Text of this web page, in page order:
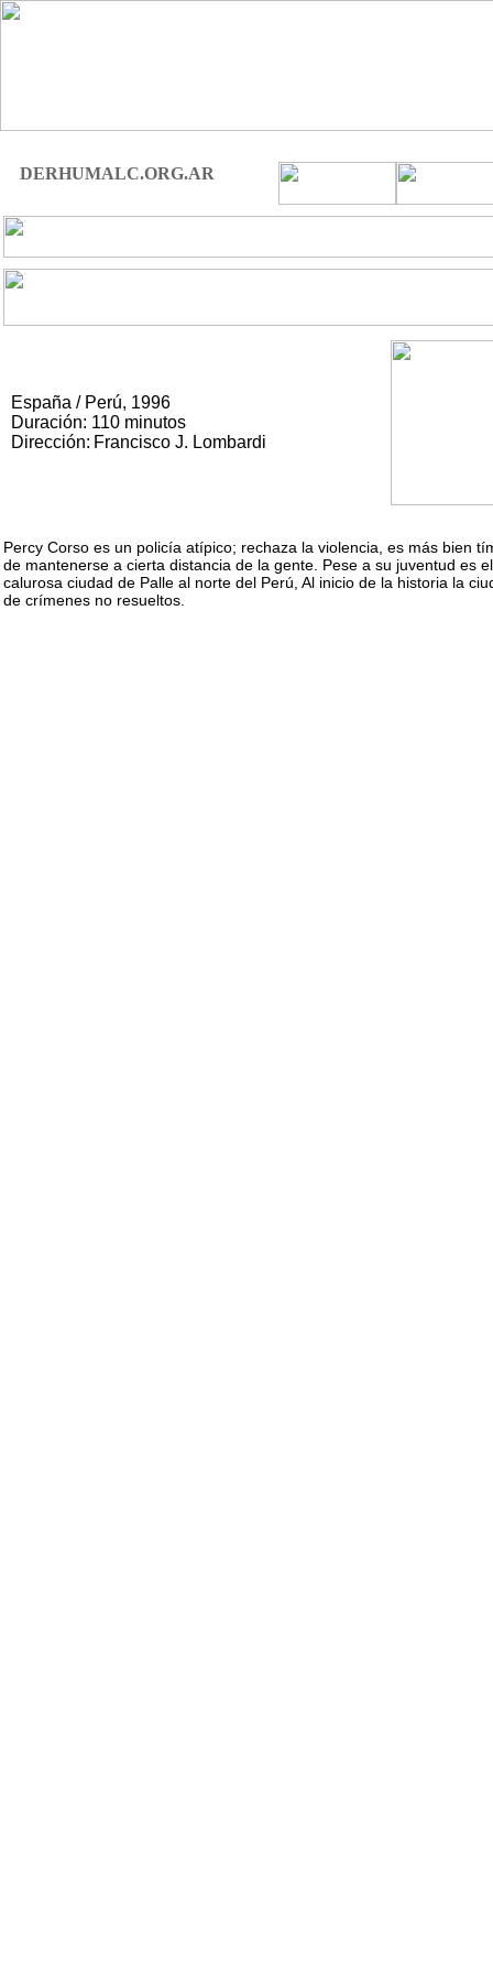
DERHUMALC.ORG.AR
España / Perú, 1996
Duración: 110 minutos
Dirección: Francisco J. Lombardi
Percy Corso es un policía atípico; rechaza la violencia, es más bien
de mantenerse a cierta distancia de la gente. Pese a su juventud es
calurosa ciudad de Palle al norte del Perú, Al inicio de la historia la
de crímenes no resueltos.